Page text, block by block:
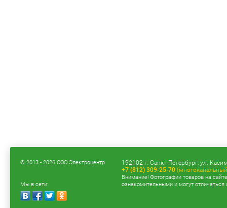
© 2013 - 2026 ООО Электроцентр
Мы в сети:
192102 г. Санкт-Петербург, ул.
+7 (812) 309-25-70
Внимание! Фотографии товаров на
ознакомительными и могут отличаться